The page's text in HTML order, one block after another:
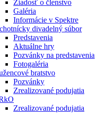
Žiadosť o členstvo
Galéria
Informácie v Spektre
divadelný súbor
Predstavenia
Aktuálne hry
Pozvánky na predstavenia
Fotogaléria
bratstvo
Pozvánky
Zrealizované podujatia
Zrealizované podujatia